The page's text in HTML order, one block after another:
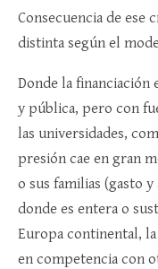
Consecuencia de ese
distinta según el
Donde la financiación
y pública, pero con
las universidades,
presión cae en gran
o sus familias (gasto
donde es entera o
Europa continental,
en competencia con